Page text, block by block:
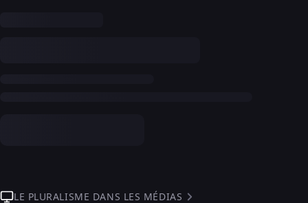
LE PLURALISME DANS LES MÉDIAS